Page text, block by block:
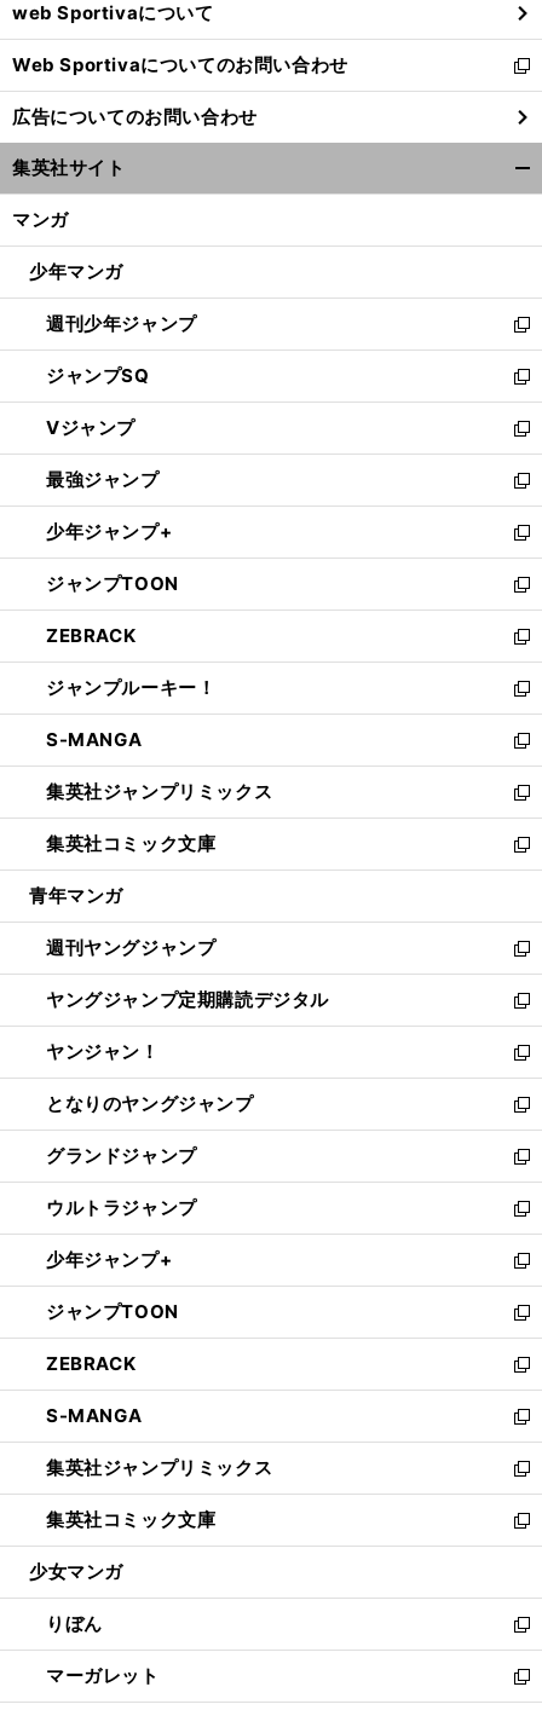
で
開
く
web Sportivaについて
Web Sportivaについてのお問い合わせ
新
し
い
ウ
ィ
ン
ウ
開
く
広告についてのお問い合わせ
集英社サイト
マンガ
少年マンガ
週刊少年ジャンプ
新
し
い
ウ
ィ
ン
ド
ウ
で
開
く
ジャンプSQ
新
し
い
ウ
ィ
ン
ド
ウ
で
開
く
Vジャンプ
新
し
い
ウ
ィ
ン
ド
ウ
で
開
く
最強ジャンプ
新
し
い
ウ
ィ
ン
ド
ウ
で
開
く
少年ジャンプ+
新
し
い
ウ
ィ
ン
ド
ウ
で
開
く
ジャンプTOON
新
し
い
ウ
ィ
ン
ド
ウ
で
開
く
ZEBRACK
新
し
い
ウ
ィ
ン
ド
ウ
で
開
ジャンプルーキー！
新
し
い
ウ
ィ
ン
ド
ウ
開
く
S-MANGA
新
し
い
ウ
ィ
ン
ウ
で
開
く
集英社ジャンプリミックス
新
し
い
ウ
ン
ド
ウ
で
開
く
集英社コミック文庫
新
し
ウ
ィ
ン
ド
ウ
で
開
く
青年マンガ
週刊ヤングジャンプ
新
し
い
ウ
ィ
ン
ド
ウ
で
開
く
ヤングジャンプ定期購読デジタル
新
し
い
ウ
ィ
ン
ド
ウ
で
開
く
ヤンジャン！
新
し
い
ウ
ィ
ン
ド
ウ
で
開
く
となりのヤングジャンプ
新
し
い
ウ
ィ
ン
ド
ウ
で
開
く
グランドジャンプ
新
し
い
ウ
ィ
ン
ド
ウ
で
開
く
ウルトラジャンプ
新
し
い
ウ
ィ
ン
ド
ウ
で
開
く
少年ジャンプ+
新
し
い
ウ
ィ
ン
ド
ウ
で
開
く
ジャンプTOON
新
し
い
ウ
ィ
ン
ド
ウ
で
開
ZEBRACK
新
し
い
ウ
ィ
ン
ド
ウ
開
く
S-MANGA
新
し
い
ウ
ィ
ン
ウ
で
開
く
集英社ジャンプリミックス
新
し
い
ウ
ン
ド
ウ
で
開
集英社コミック文庫
新
し
ウ
ィ
ン
ド
ウ
少女マンガ
りぼん
新
し
い
ウ
マーガレット
新